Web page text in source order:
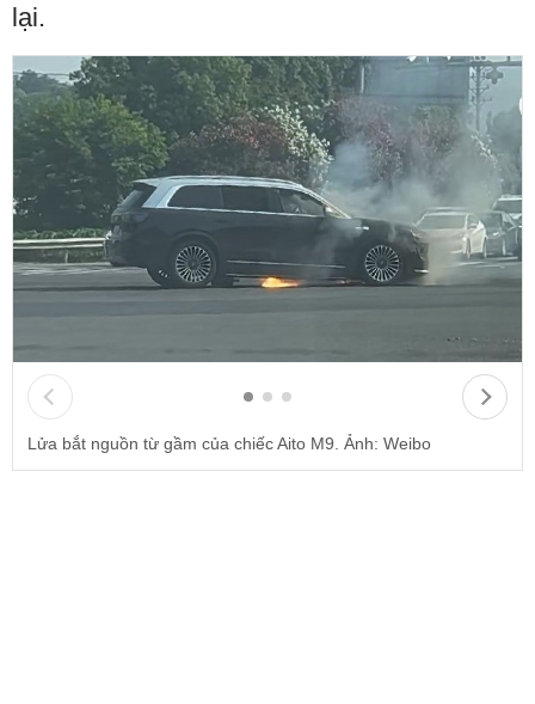
lại.
Lửa bắt nguồn từ gầm của chiếc Aito M9. Ảnh: Weibo